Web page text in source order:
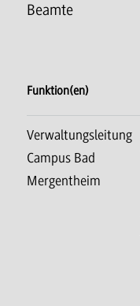
Beamte
Funktion(en)
Verwaltungsleitung
Campus Bad
Mergentheim